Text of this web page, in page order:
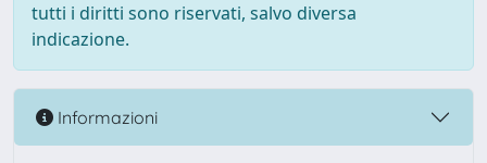
tutti i diritti sono riservati, salvo diversa
indicazione.
Informazioni